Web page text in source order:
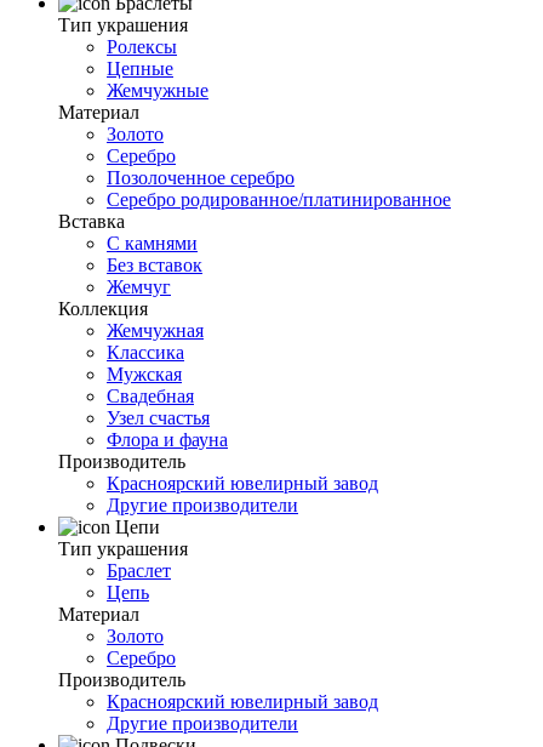
Тип украшения
Ролексы
Цепные
Жемчужные
Материал
Золото
Серебро
Позолоченное серебро
Серебро родированное/платинированное
Вставка
С камнями
Без вставок
Жемчуг
Коллекция
Жемчужная
Классика
Мужская
Свадебная
Узел счастья
Флора и фауна
Производитель
Красноярский ювелирный завод
Другие производители
Цепи
Тип украшения
Браслет
Цепь
Материал
Золото
Серебро
Производитель
Красноярский ювелирный завод
Другие производители